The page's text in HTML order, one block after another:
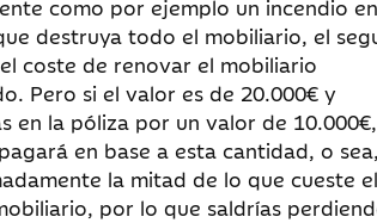
como por ejemplo un incendio
destruya todo el mobiliario, el
coste de renovar el mobiliario
Pero si el valor es de 20.000€ y
en la póliza por un valor de
en base a esta cantidad, o sea,
la mitad de lo que cueste el
por lo que saldrías